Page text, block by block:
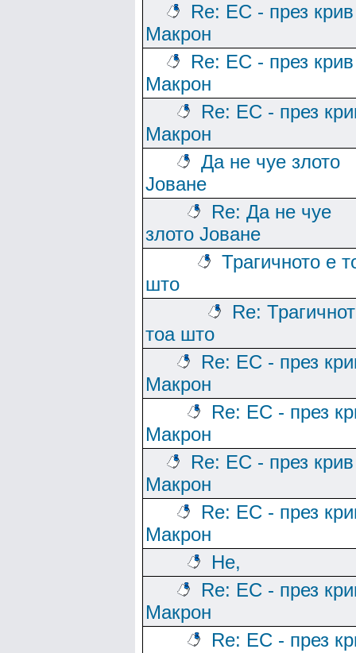
Re: ЕС - през крив
Макрон
Re: ЕС - през крив
Макрон
Re: ЕС - през
Макрон
Да не чуе злото
Јоване
Re: Да не чуе
злото Јоване
Трагичното е
што
Re:
тоа што
Re: ЕС - през
Макрон
Re: ЕС - през
Макрон
Re: ЕС - през крив
Макрон
Re: ЕС - през
Макрон
Не,
Re: ЕС - през
Макрон
Re: ЕС - през